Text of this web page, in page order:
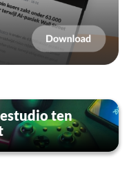
ten